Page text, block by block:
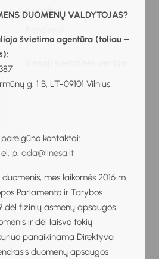
DUOMENŲ VALDYTOJAS?
švietimo agentūra (toliau –
g. 1 B, LT-09101 Vilnius
kontaktai:
p. ada@linesa.lt
mes laikomės 2016 m.
Parlamento ir Tarybos
dėl fizinių asmenų apsaugos
ir dėl laisvo tokių
panaikinama Direktyva
duomenų apsaugos
pagalba